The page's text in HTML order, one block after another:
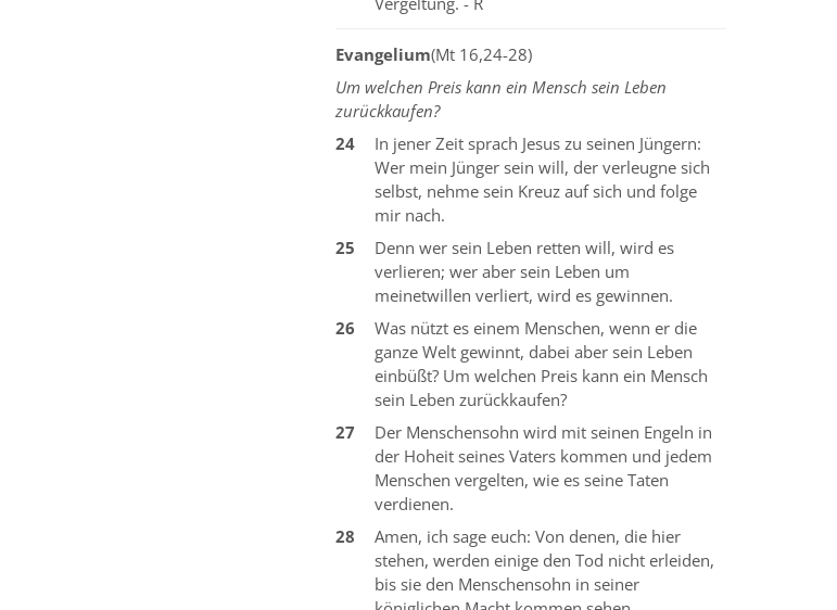
Evangelium(Mt 16,24-28)
Um welchen Preis kann ein Mensch sein Leben
zurückkaufen?
24
In jener Zeit sprach Jesus zu seinen Jüngern:
Wer mein Jünger sein will, der verleugne sich
selbst, nehme sein Kreuz auf sich und folge
mir nach.
25
Denn wer sein Leben retten will, wird es
verlieren; wer aber sein Leben um
meinetwillen verliert, wird es gewinnen.
26
Was nützt es einem Menschen, wenn er die
ganze Welt gewinnt, dabei aber sein Leben
einbüßt? Um welchen Preis kann ein Mensch
sein Leben zurückkaufen?
27
Der Menschensohn wird mit seinen Engeln in
der Hoheit seines Vaters kommen und jedem
Menschen vergelten, wie es seine Taten
verdienen.
28
Amen, ich sage euch: Von denen, die hier
stehen, werden einige den Tod nicht erleiden,
bis sie den Menschensohn in seiner